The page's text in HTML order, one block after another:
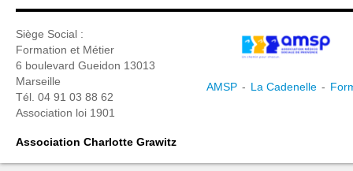
Siège Social :
Formation et Métier
6 boulevard Gueidon 13013
Marseille
Tél. 04 91 03 88 62
Association loi 1901
AMSP - La Cadenelle -
Association Charlotte Grawitz